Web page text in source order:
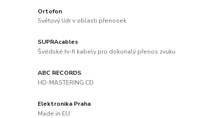
Ortofon
Světový lídr v oblasti přenosek
SUPRAcables
Švédské hi-fi kabely pro dokonalý přenos zvuku
ABC RECORDS
HD-MASTERING CD
Elektronika Praha
Made in EU